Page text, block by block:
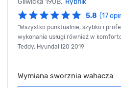
Gliwicka 190B, Rybnik
5.8 (17
"Wszystko punktualnie, szybko i
wykonanie usługi również w
Teddy, Hyundai I20 2019
Wymiana sworznia wahacza